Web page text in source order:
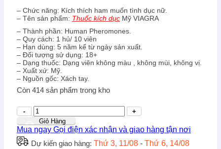
390.000₫.
– Chức năng: Kích thích ham muốn tình dục nữ.
– Tên sản phẩm: Thuốc kích dục Mỹ VIAGRA
– Thành phần: Human Pheromones.
– Quy cách: 1 hủ/ 10 viên
– Hạn dùng: 5 năm kể từ ngày sản xuất.
– Đối tượng sử dụng: 18+
– Dạng thuốc: Dạng viên không màu , không mùi, không vị.
– Xuất xứ: Mỹ.
– Nguồn gốc: Xách tay.
Còn 414 sản phẩm trong kho
Số
lượng
Giỏ Hàng
Mua ngay Gọi điện xác nhận và giao hàng tận nơi
Dự kiến giao hàng: Thứ 3, 11/08 - Thứ 6, 14/08